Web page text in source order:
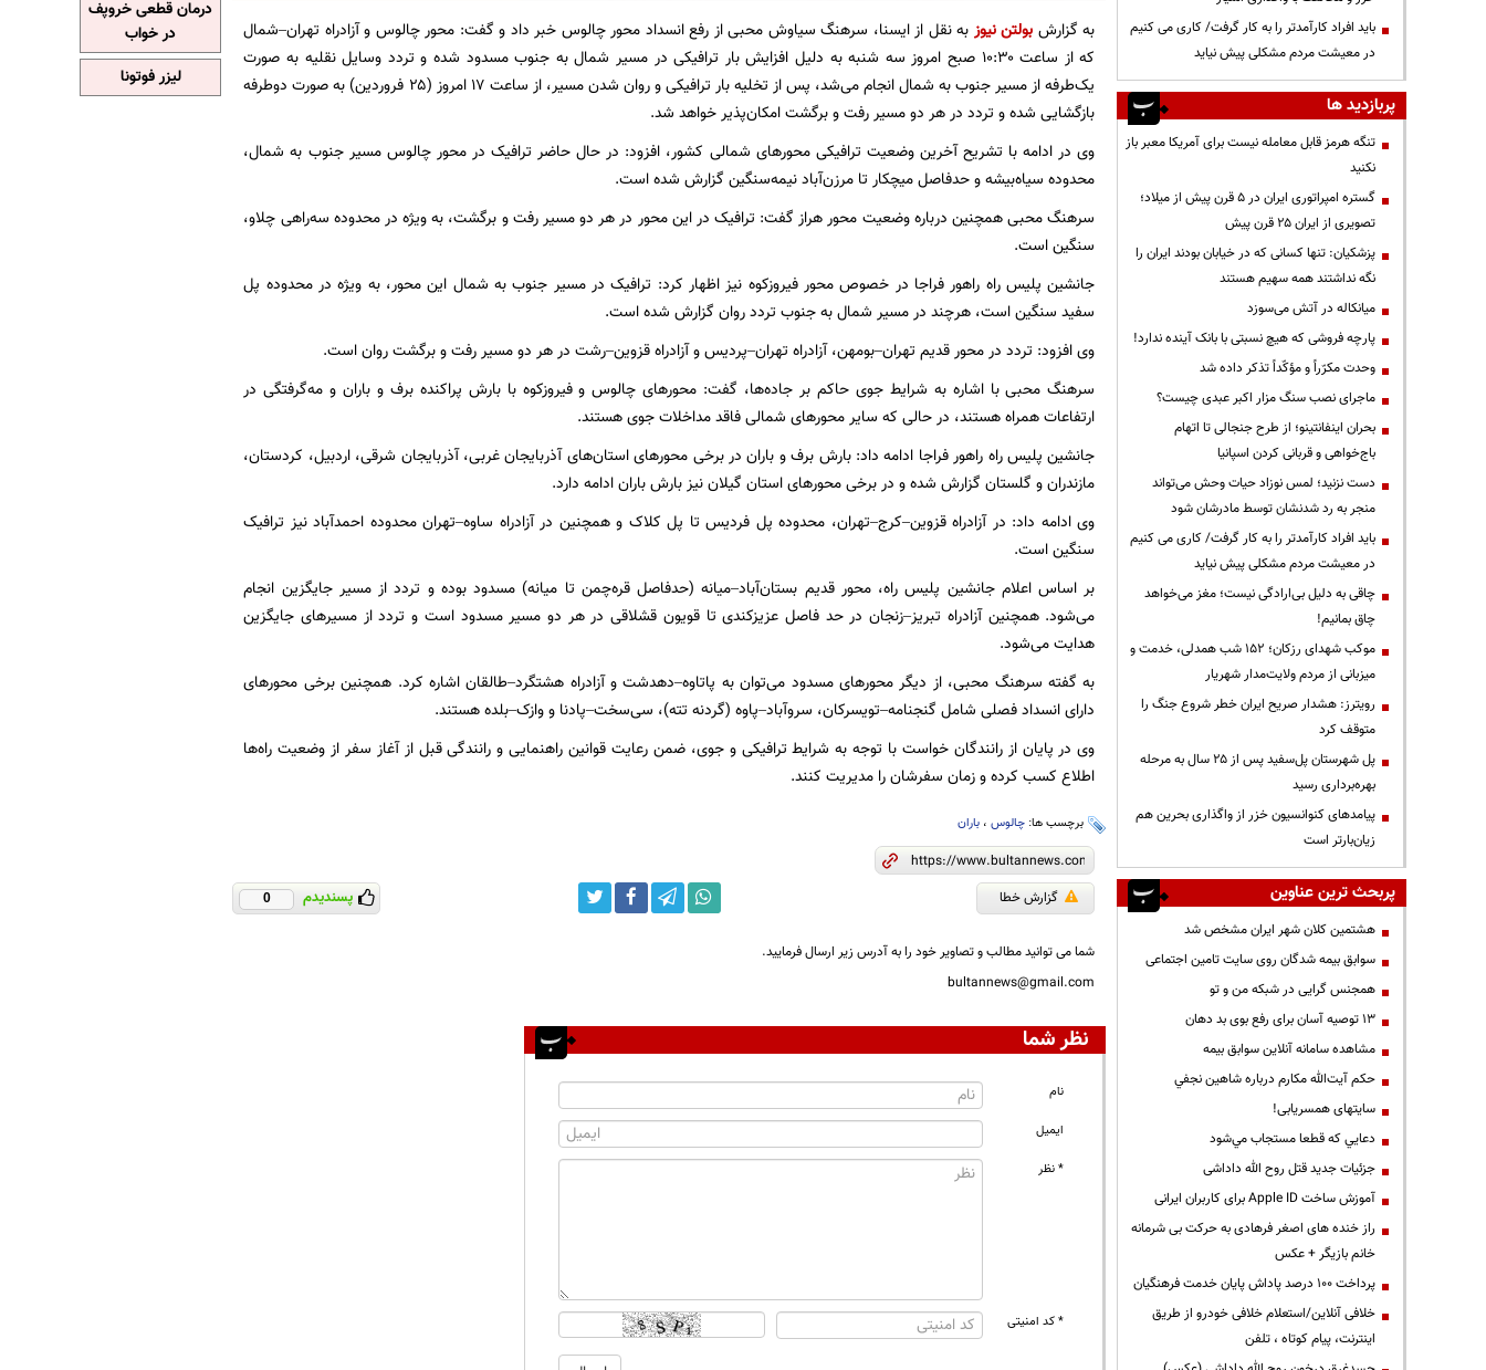
به گزارش بولتن نیوز به نقل از ایسنا، سرهنگ سیاوش محبی از رفع انسداد محور چالوس خبر داد و گفت: محور چالوس و آزادراه تهران–شمال
که از ساعت ۱۰:۳۰ صبح امروز سه شنبه به دلیل افزایش بار ترافیکی در مسیر شمال به جنوب مسدود شده و تردد وسایل نقلیه به صورت
یک‌طرفه از مسیر جنوب به شمال انجام می‌شد، پس از تخلیه بار ترافیکی و روان شدن مسیر، از ساعت ۱۷ امروز (۲۵ فروردین) به صورت دوطرفه
بازگشایی شده و تردد در هر دو مسیر رفت و برگشت امکان‌پذیر خواهد شد.
وی در ادامه با تشریح آخرین وضعیت ترافیکی محورهای شمالی کشور، افزود: در حال حاضر ترافیک در محور چالوس مسیر جنوب به شمال،
محدوده سیاه‌بیشه و حدفاصل میچکار تا مرزن‌آباد نیمه‌سنگین گزارش شده است.
سرهنگ محبی همچنین درباره وضعیت محور هراز گفت: ترافیک در این محور در هر دو مسیر رفت و برگشت، به ویژه در محدوده سه‌راهی چلاو،
سنگین است.
جانشین پلیس راه راهور فراجا در خصوص محور فیروزکوه نیز اظهار کرد: ترافیک در مسیر جنوب به شمال این محور، به ویژه در محدوده پل
سفید سنگین است، هرچند در مسیر شمال به جنوب تردد روان گزارش شده است.
وی افزود: تردد در محور قدیم تهران–بومهن، آزادراه تهران–پردیس و آزادراه قزوین–رشت در هر دو مسیر رفت و برگشت روان است.
سرهنگ محبی با اشاره به شرایط جوی حاکم بر جاده‌ها، گفت: محورهای چالوس و فیروزکوه با بارش پراکنده برف و باران و مه‌گرفتگی در
ارتفاعات همراه هستند، در حالی که سایر محورهای شمالی فاقد مداخلات جوی هستند.
جانشین پلیس راه راهور فراجا ادامه داد: بارش برف و باران در برخی محورهای استان‌های آذربایجان غربی، آذربایجان شرقی، اردبیل، کردستان،
مازندران و گلستان گزارش شده و در برخی محورهای استان گیلان نیز بارش باران ادامه دارد.
وی ادامه داد: در آزادراه قزوین–کرج–تهران، محدوده پل فردیس تا پل کلاک و همچنین در آزادراه ساوه–تهران محدوده احمدآباد نیز ترافیک
سنگین است.
بر اساس اعلام جانشین پلیس راه، محور قدیم بستان‌آباد–میانه (حدفاصل قره‌چمن تا میانه) مسدود بوده و تردد از مسیر جایگزین انجام
می‌شود. همچنین آزادراه تبریز–زنجان در حد فاصل عزیزکندی تا قویون قشلاقی در هر دو مسیر مسدود است و تردد از مسیرهای جایگزین
هدایت می‌شود.
به گفته سرهنگ محبی، از دیگر محورهای مسدود می‌توان به پاتاوه–دهدشت و آزادراه هشتگرد–طالقان اشاره کرد. همچنین برخی محورهای
دارای انسداد فصلی شامل گنجنامه–تویسرکان، سروآباد–پاوه (گردنه تته)، سی‌سخت–پادنا و وازک–بلده هستند.
وی در پایان از رانندگان خواست با توجه به شرایط ترافیکی و جوی، ضمن رعایت قوانین راهنمایی و رانندگی قبل از آغاز سفر از وضعیت راه‌ها
اطلاع کسب کرده و زمان سفرشان را مدیریت کنند.
برچسب ها: چالوس، باران
گزارش خطا پسندیدم 0
شما می توانید مطالب و تصاویر خود را به آدرس زیر ارسال فرمایید.
bultannews@gmail.com
نظر شما
نام
ایمیل
* نظر
* کد امنیتی
باید افراد کارآمدتر را به کار گرفت/ کاری می کنیم
در معیشت مردم مشکلی پیش نیاید
پربازدید ها
تنگه هرمز قابل معامله نیست برای آمریکا معبر باز
نکنید
گستره امپراتوری ایران در ۵ قرن پیش از میلاد؛
تصویری از ایران ۲۵ قرن پیش
پزشکیان: تنها کسانی که در خیابان بودند ایران را
نگه نداشتند همه سهیم هستند
میانکاله در آتش می‌سوزد
پارچه فروشی که هیچ نسبتی با بانک آینده ندارد!
وحدت مکرّراً و مؤکّداً تذکر داده شد
ماجرای نصب سنگ مزار اکبر عبدی چیست؟
بحران اینفانتینو؛ از طرح جنجالی تا اتهام
باج‌خواهی و قربانی کردن اسپانیا
دست نزنید؛ لمس نوزاد حیات وحش می‌تواند
منجر به رد شدنشان توسط مادرشان شود
باید افراد کارآمدتر را به کار گرفت/ کاری می کنیم
در معیشت مردم مشکلی پیش نیاید
چاقی به دلیل بی‌ارادگی نیست؛ مغز می‌خواهد
چاق بمانیم!
موکب شهدای رزکان؛ ۱۵۲ شب همدلی، خدمت و
میزبانی از مردم ولایت‌مدار شهریار
رویترز: هشدار صریح ایران خطر شروع جنگ را
متوقف کرد
پل شهرستان پل‌سفید پس از ۲۵ سال به مرحله
بهره‌برداری رسید
پیامدهای کنوانسیون خزر از واگذاری بحرین هم
زیان‌بارتر است
پربحث ترین عناوین
هشتمین کلان شهر ایران مشخص شد
سوابق بیمه شدگان روی سایت تامین اجتماعی
همجنس گرایی در شبکه من و تو
13 توصیه آسان برای رفع بوی بد دهان
مشاهده سامانه آنلاين سوابق بیمه
حكم آيت‌الله مكارم درباره شاهين نجفي
سایتهای همسریابی!
دعايي كه قطعا مستجاب مي‌شود
جزئیات جدید قتل روح الله داداشی
آموزش ساخت Apple ID برای کاربران ایرانی
راز خنده های اصغر فرهادی به حرکت بی شرمانه
خانم بازیگر + عکس
پرداخت ۱۰۰ درصد پاداش پایان خدمت فرهنگیان
خلافی آنلاین/استعلام خلافی خودرو از طریق
اینترنت، پیام کوتاه ، تلفن
درمان قطعی خروپف
در خواب
لیزر فوتونا